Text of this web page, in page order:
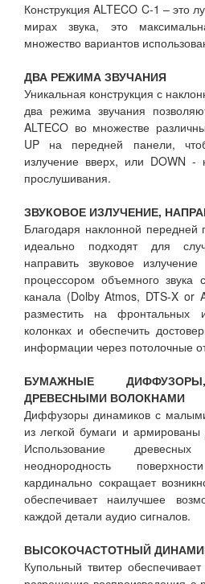
Конструкция ALTECO C-1 – это
мирах звука, это
множество вариантов
ДВА РЕЖИМА ЗВУЧАНИЯ
Уникальная конструкция с
два режима звучания
ALTECO во множестве
UP на передней панели,
излучение вверх, или DOWN -
прослушивания.
ЗВУКОВОЕ ИЗЛУЧЕНИЕ,
Благодаря наклонной передней
идеально подходят для
направить звуковое
процессором объемного звука
канала (Dolby Atmos, DTS-X or
разместить на
колонках и обеспечить
информации через потолочные
БУМАЖНЫЕ
ДРЕВЕСНЫМИ ВОЛОКНАМИ
Диффузоры динамиков с
из легкой бумаги и
Использование
неоднородность
кардинально сокращает
обеспечивает наилучшее
каждой детали аудио сигналов.
ВЫСОКОЧАСТОТНЫЙ
Купольный твитер